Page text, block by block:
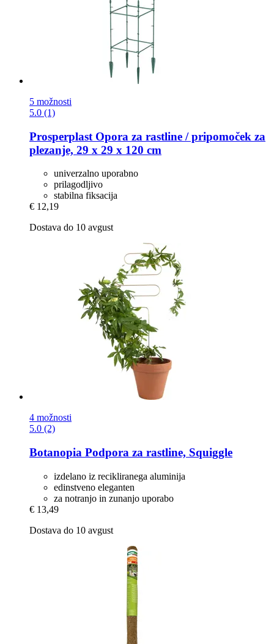
5 možnosti
5.0 (1)
Prosperplast Opora za rastline / pripomoček za
plezanje, 29 x 29 x 120 cm
univerzalno uporabno
prilagodljivo
stabilna fiksacija
€ 12,19
Dostava do 10 avgust
4 možnosti
5.0 (2)
Botanopia Podpora za rastline, Squiggle
izdelano iz recikliranega aluminija
edinstveno eleganten
za notranjo in zunanjo uporabo
€ 13,49
Dostava do 10 avgust